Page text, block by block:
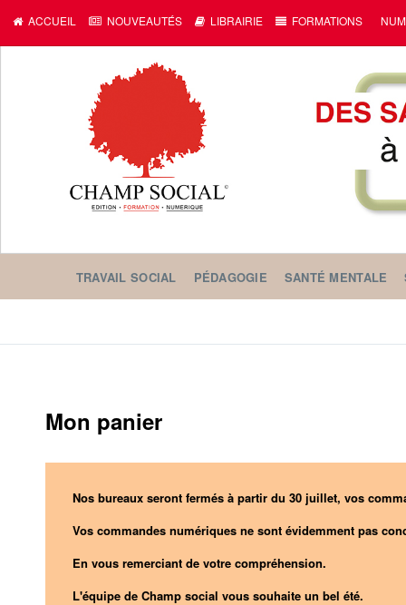
ACCUEIL NOUVEAUTÉS LIBRAIRIE FORMATIONS
TRAVAIL SOCIAL PÉDAGOGIE SANTÉ MENTALE
Mon panier
Nos bureaux seront fermés à partir du 30 juillet, vos
Vos commandes numériques ne sont évidemment pas
En vous remerciant de votre compréhension.
L'équipe de Champ social vous souhaite un bel été.